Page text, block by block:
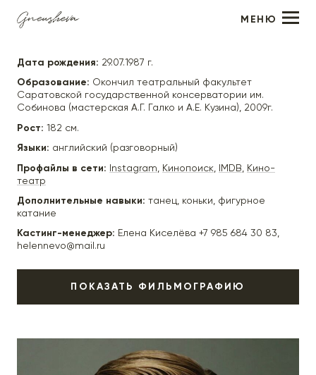
МЕНЮ
Вячеслав Чепурченко
Дата рождения: 29.07.1987 г.
Образование: Окончил театральный факультет
Саратовской государственной консерватории им.
Собинова (мастерская А.Г. Галко и А.Е. Кузина), 2009г.
Рост: 182 см.
Языки: английский (разговорный)
Профайлы в сети: Instagram Кинопоиск IMDB
Кино-
театр
Дополнительные навыки: танец, коньки, фигурное
катание
Кастинг-менеджер: Елена Киселёва +7 985 684 30 83,
helennevo@mail.ru
ПОКАЗАТЬ ФИЛЬМОГРАФИЮ
"Ялта" (в производстве) - главная роль, реж.
Дмитрий Константинов